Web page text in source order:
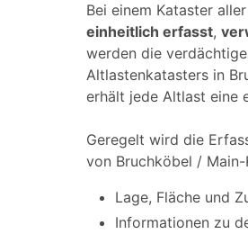
Bei einem Kataster
einheitlich erfasst,
werden die
Altlastenkatasters in
erhält jede Altlast eine
Geregelt wird die
von Bruchköbel /
Lage, Fläche und
Informationen zu